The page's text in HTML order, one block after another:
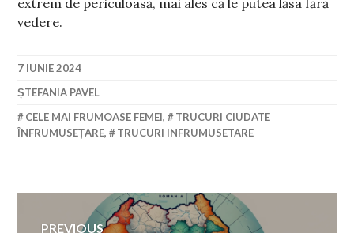
vedere.
7 IUNIE 2024
ȘTEFANIA PAVEL
CELE MAI FRUMOASE FEMEI,
TRUCURI CIUDATE
ÎNFRUMUSEȚARE, TRUCURI INFRUMUSETARE
Navigare
PREVIOUS